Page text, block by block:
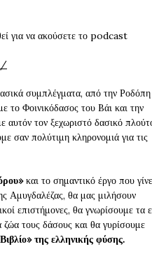
για να ακούσετε το podcast
συμπλέγματα, από την
το Φοινικόδασος του Bάι και την
αυτόν τον ξεχωριστό δασικό
σαν πολύτιμη κληρονομιά για τις
και το σημαντικό έργο που
Αμυγδαλέζας, θα μας μιλήσουν
επιστήμονες, θα γνωρίσουμε τα
ζώα τους δάσους και θα γυρίσουμε
της ελληνικής φύσης.